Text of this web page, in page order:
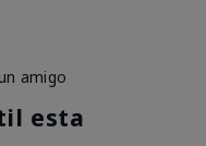
amigo
esta